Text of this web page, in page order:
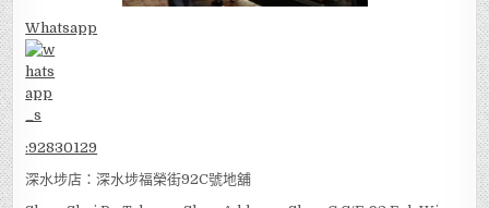
Whatsapp
:92830129
深水埗店：深水埗福榮街92C號地舖